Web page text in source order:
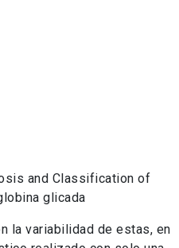
and Classification of
glicada
la variabilidad de estas, en